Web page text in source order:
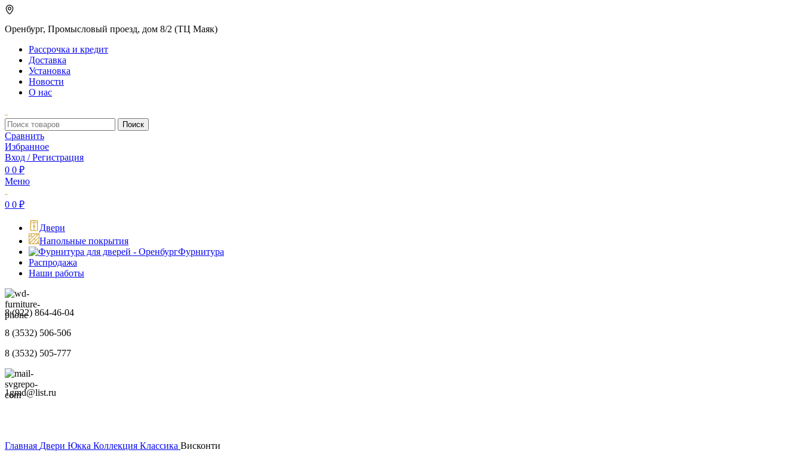
Оренбург, Промысловый проезд, дом 8/2 (ТЦ Маяк)
Рассрочка и кредит
Доставка
Установка
Новости
О нас
Поиск
Сравнить
Избранное
Вход / Регистрация
0 0 ₽
Меню
0 0 ₽
Двери
Напольные покрытия
Фурнитура
Распродажа
Наши работы
8 (922) 864-46-04
8 (3532) 506-506
8 (3532) 505-777
1gmd@list.ru
Главная Двери Юкка Коллекция Классика Висконти